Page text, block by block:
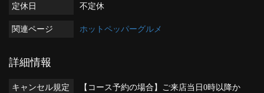
定休日 不定休
関連ページ ホットペッパーグルメ
詳細情報
キャンセル規定
【コース予約の場合】ご来店当日0時以降か